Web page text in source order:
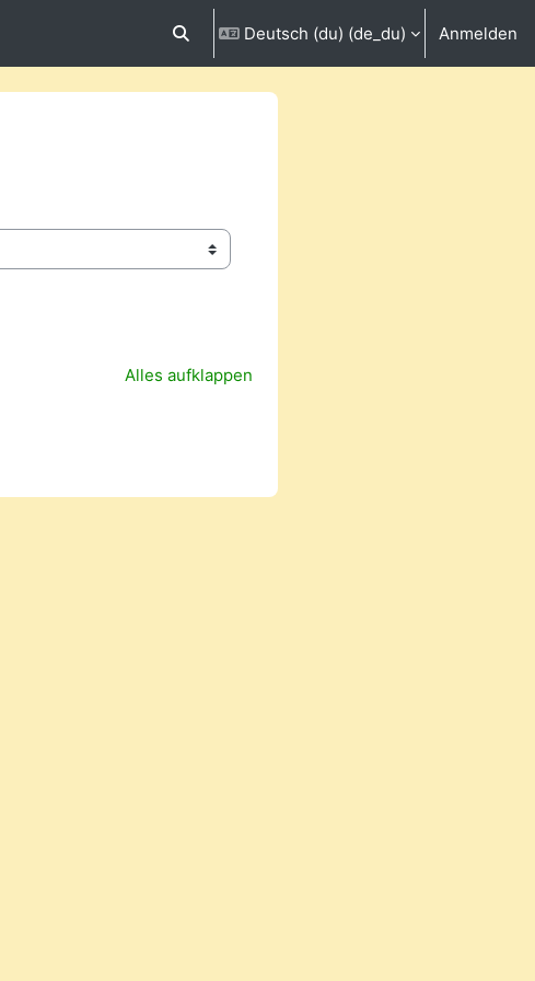
Sucheingabe umschalten
Deutsch (du) ‎(de_du)‎ Anmelden
Alles aufklappen